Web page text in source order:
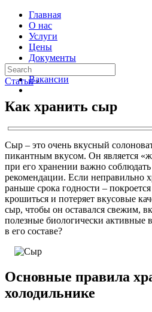
Главная
О нас
Услуги
Цены
Документы
Контакты
Вакансии
Статьи ›
Как хранить сыр
Сыр – это очень вкусный
пикантным вкусом. Он является
при его хранении важно
рекомендации. Если неправильно
раньше срока годности –
крошиться и потеряет вкусовые
сыр, чтобы он оставался свежим,
полезные биологически активные
в его составе?
Основные правила
холодильнике